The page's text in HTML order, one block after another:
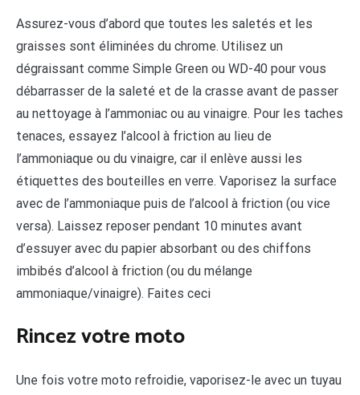
Assurez-vous d’abord que toutes les saletés et les
graisses sont éliminées du chrome. Utilisez un
dégraissant comme Simple Green ou WD-40 pour vous
débarrasser de la saleté et de la crasse avant de passer
au nettoyage à l’ammoniac ou au vinaigre. Pour les taches
tenaces, essayez l’alcool à friction au lieu de
l’ammoniaque ou du vinaigre, car il enlève aussi les
étiquettes des bouteilles en verre. Vaporisez la surface
avec de l’ammoniaque puis de l’alcool à friction (ou vice
versa). Laissez reposer pendant 10 minutes avant
d’essuyer avec du papier absorbant ou des chiffons
imbibés d’alcool à friction (ou du mélange
ammoniaque/vinaigre). Faites ceci
Rincez votre moto
Une fois votre moto refroidie, vaporisez-le avec un tuyau